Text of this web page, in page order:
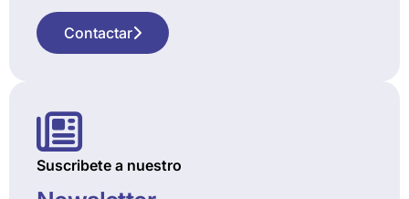
Contactar
Suscribete a nuestro